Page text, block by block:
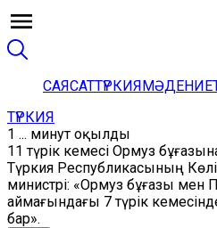
САЯСАТТҮРКИЯ
ТҮРКИЯ
1 ... минут оқылды
11 түрік кемесі Ормуз
Түркия Республикасының
министрі: «Ормуз бұғазы
аймағындағы 7 түрік
бар».